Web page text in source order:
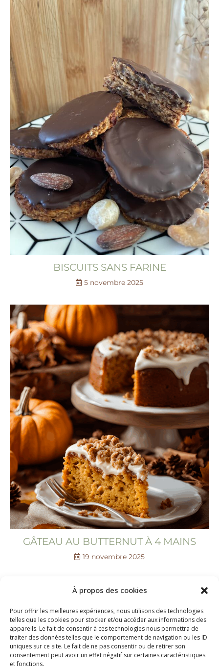
À propos des cookies
Pour offrir les meilleures expériences, nous utilisons des technologies
telles que les cookies pour stocker et/ou accéder aux informations des
appareils. Le fait de consentir à ces technologies nous permettra de
traiter des données telles que le comportement de navigation ou les ID
uniques sur ce site. Le fait de ne pas consentir ou de retirer son
consentement peut avoir un effet négatif sur certaines caractéristiques
et fonctions.
BISCUITS SANS FARINE
5 novembre 2025
GÂTEAU AU BUTTERNUT À 4 MAINS
19 novembre 2025
FORMATION EN
PÂTISSERIE VÉGÉTALE